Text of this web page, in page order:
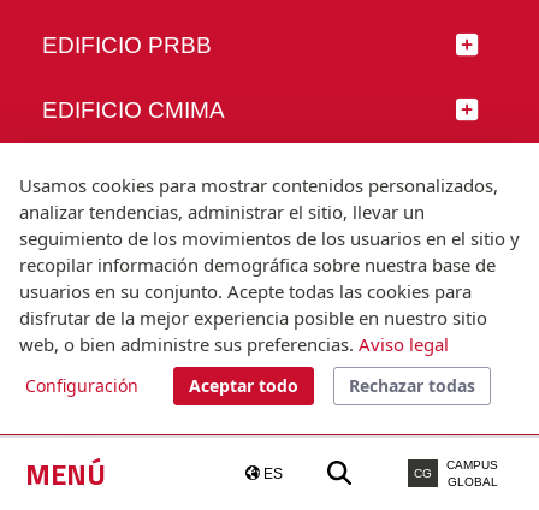
MENÚ ES CG
CAMPUS
GLOBAL
EDIFICIO PRBB
EDIFICIO CMIMA
SÍGUENOS
© Universitat Pompeu Fabra
Barcelona
T.(+34) 93 542 20 00
Usamos cookies para mostrar contenidos personalizados,
analizar tendencias, administrar el sitio, llevar un
seguimiento de los movimientos de los usuarios en el sitio y
recopilar información demográfica sobre nuestra base de
usuarios en su conjunto. Acepte todas las cookies para
disfrutar de la mejor experiencia posible en nuestro sitio
web, o bien administre sus preferencias. Aviso legal
Configuración Aceptar todo Rechazar todas